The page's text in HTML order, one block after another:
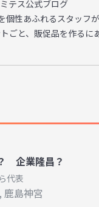
テス公式ブログ
個性あふれるスタッフ
ごと、販促品を作るに
企業隆昌？
代表
, 鹿島神宮